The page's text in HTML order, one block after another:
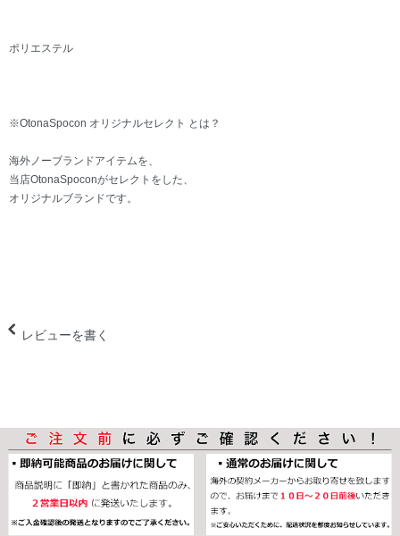
ポリエステル
※OtonaSpocon オリジナルセレクト とは？
海外ノーブランドアイテムを、
当店OtonaSpoconがセレクトをした、
オリジナルブランドです。
レビューを書く